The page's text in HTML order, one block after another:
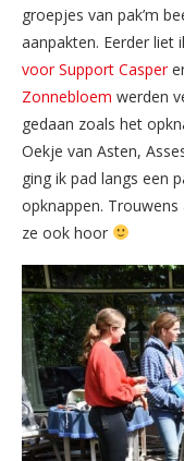
groepjes van pak’m
aanpakten. Eerder liet
voor Support Casper
Zonnebloem werden
gedaan zoals het
Oekje van Asten,
ging ik pad langs een
opknappen.
ze ook hoor